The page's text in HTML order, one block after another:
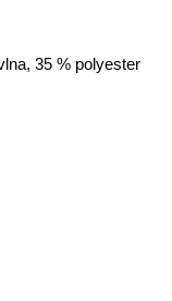
35 % polyester